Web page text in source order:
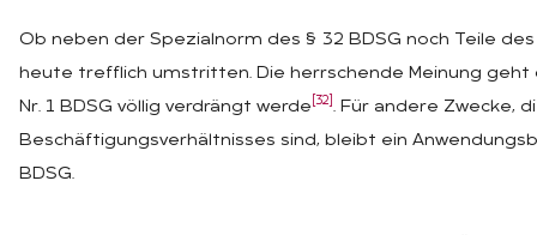
Ob neben der Spezialnorm des § 32 BDSG noch Teile
heute trefflich umstritten. Die herrschende Meinung geht
Nr. 1 BDSG völlig verdrängt werde [32] . Für andere Zwecke,
Beschäftigungsverhältnisses sind, bleibt ein
BDSG.